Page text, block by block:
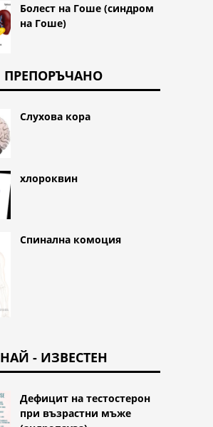
Болест на Гоше (синдром
на Гоше)
ПРЕПОРЪЧАНО
Слухова кора
хлороквин
Спинална комоция
НАЙ - ИЗВЕСТЕН
Дефицит на тестостерон
при възрастни мъже